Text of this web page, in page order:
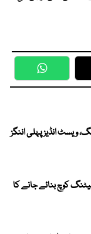
WhatsApp
ویسٹ انڈیز پہلی اننگز
کوچ بنائے جانے کا